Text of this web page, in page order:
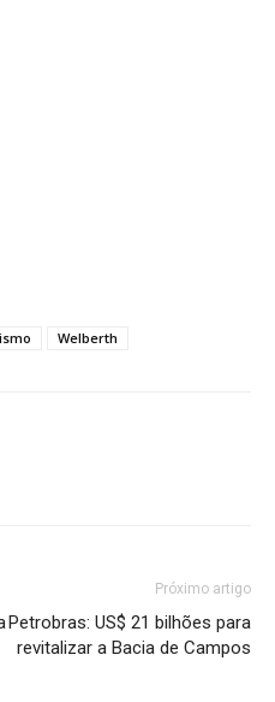
Welberth
Próximo artigo
Petrobras: US$ 21 bilhões para
revitalizar a Bacia de Campos